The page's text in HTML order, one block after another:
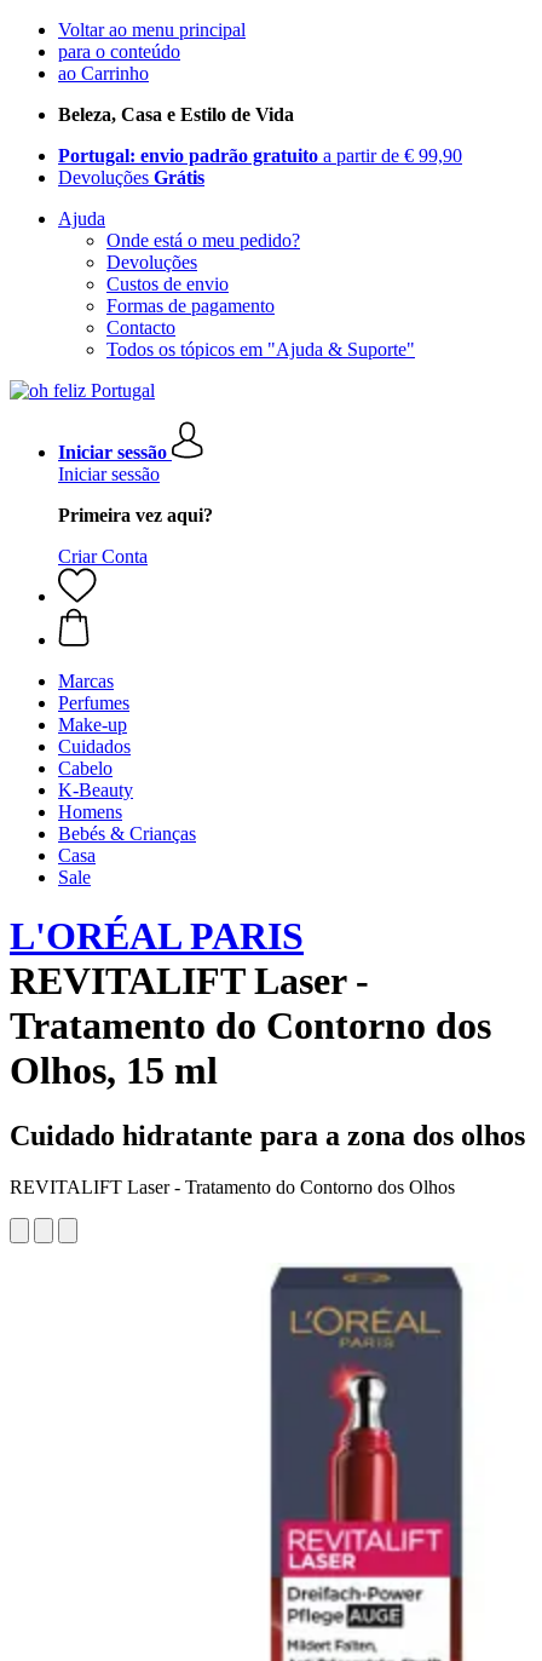
Voltar ao menu principal
para o conteúdo
ao Carrinho
Beleza, Casa e Estilo de Vida
Portugal: envio padrão gratuito a partir de € 99,90
Devoluções Grátis
Ajuda
Onde está o meu pedido?
Devoluções
Custos de envio
Formas de pagamento
Contacto
Todos os tópicos em "Ajuda & Suporte"
Iniciar sessão
Iniciar sessão
Primeira vez aqui?
Criar Conta
Marcas
Perfumes
Make-up
Cuidados
Cabelo
K-Beauty
Homens
Bebés & Crianças
Casa
Sale
L'ORÉAL PARIS
REVITALIFT Laser -
Tratamento do Contorno dos
Olhos, 15 ml
Cuidado hidratante para a zona dos olhos
REVITALIFT Laser - Tratamento do Contorno dos Olhos